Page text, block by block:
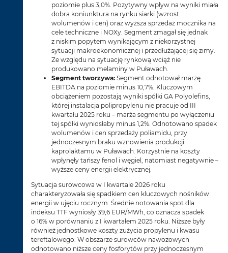
poziomie plus 3,0%. Pozytywny wpływ na wyniki miała
dobra koniunktura na rynku siarki (wzrost
wolumenów i cen) oraz wyższa sprzedaż mocznika na
cele techniczne i NOXy. Segment zmagał się jednak
z niskim popytem wynikającym z niekorzystnej
sytuacji makroekonomicznej i przedłużającej się zimy.
Ze względu na sytuację rynkową wciąż nie
produkowano melaminy w Puławach.
Segment tworzywa: Segment odnotował marżę
EBITDA na poziomie minus 10,7%. Kluczowym
obciążeniem pozostają wyniki spółki GA Polyolefins,
której instalacja polipropylenu nie pracuje od III
kwartału 2025 roku – marża segmentu po wyłączeniu
tej spółki wyniosłaby minus 1,2%. Odnotowano spadek
wolumenów i cen sprzedaży poliamidu, przy
jednoczesnym braku wznowienia produkcji
kaprolaktamu w Puławach. Korzystnie na koszty
wpłynęły tańszy fenol i węgiel, natomiast negatywnie –
wyższe ceny energii elektrycznej.
Sytuacja surowcowa w I kwartale 2026 roku
charakteryzowała się spadkiem cen kluczowych nośników
energii w ujęciu rocznym. Średnie notowania spot dla
indeksu TTF wyniosły 39,6 EUR/MWh, co oznacza spadek
o 16% w porównaniu z I kwartałem 2025 roku. Niższe były
również jednostkowe koszty zużycia propylenu i kwasu
tereftalowego. W obszarze surowców nawozowych
odnotowano niższe ceny fosforytów przy jednoczesnym